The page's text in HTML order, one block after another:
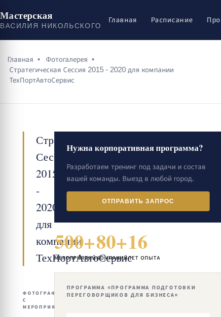
Мастерская
ВАСИЛИЯ НИКОЛЬСКОГО
Главная Расписание
Главная • Фотогалерея •
Стратегическая Сессия 2015 - 2020 для компании
ТехПортАвтоСервис
Стратегическая
Сессия
2015
-
2020
для
компании
ТехПортАвтоСервис
ФОТОГРАФИИ
С
МЕРОПРИЯТИЯ
Нужна корпоративная программа?
Разработаем тренинг под задачи и состав
вашей команды. Выезд в любой город.
ОТПРАВИТЬ ЗАПРОС
500+
МЕРОПРИЯТИЙ
80+
КОМПАНИЙ
16
ЛЕТ ОПЫТА
ПРОГРАММА «ПРОГРАММА ПОДГОТОВКИ
ПЕРЕГОВОРЩИКОВ ДЛЯ БИЗНЕСА»